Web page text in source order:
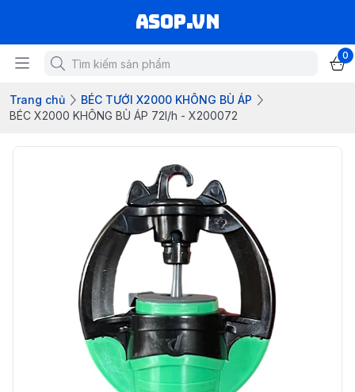
asop.vn
0
Trang chủ
BÉC TƯỚI X2000 KHÔNG BÙ ÁP
BÉC X2000 KHÔNG BÙ ÁP 72l/h - X200072